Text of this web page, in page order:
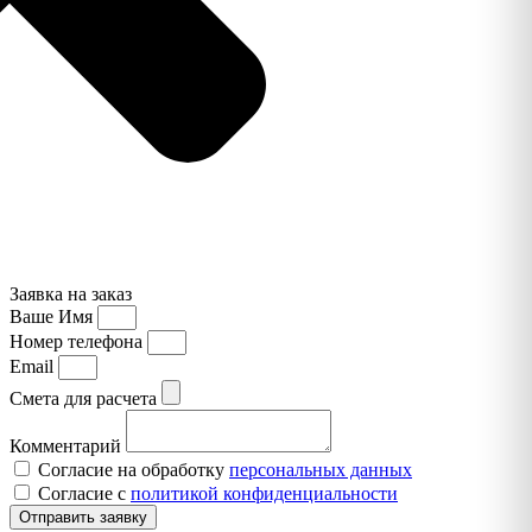
Заявка на заказ
Ваше Имя
Номер телефона
Email
Смета для расчета
Комментарий
Согласие на обработку персональных данных
Согласие с политикой конфиденциальности
Отправить заявку